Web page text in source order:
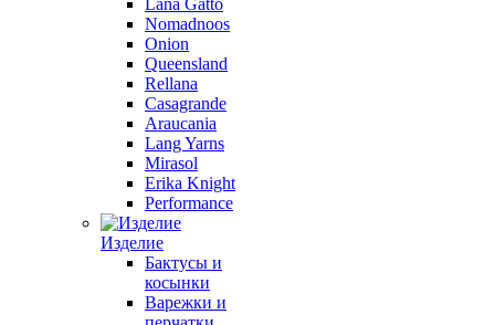
Lana Gatto
Nomadnoos
Onion
Queensland
Rellana
Casagrande
Araucania
Lang Yarns
Mirasol
Erika Knight
Performance
Изделие
Бактусы и
косынки
Варежки и